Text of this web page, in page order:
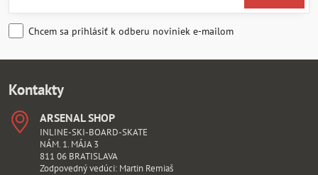
Chcem sa prihlásiť k odberu noviniek e-mailom
Kontakty
ARSENAL SHOP
INLINE-SKI-BOARD-SKATE
NÁM. 1. MÁJA 3
811 06 BRATISLAVA
Zodpovedný vedúci: Martin Remiaš